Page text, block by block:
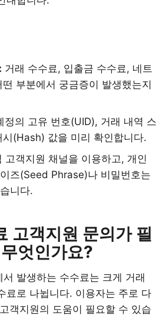
거래 수수료, 입출금 수수료, 네트
부분에서 궁금증이 발생했는지
정의 고유 번호(UID), 거래 내역 스
(Hash) 값을 미리 확인합니다.
고객지원 채널을 이용하고, 개인
즈(Seed Phrase)나 비밀번호는
니다.
고객지원 문의가 필
엇인가요?
발생하는 수수료는 크게 거래
료로 나뉩니다. 이용자는 주로 다
객지원의 도움이 필요할 수 있습